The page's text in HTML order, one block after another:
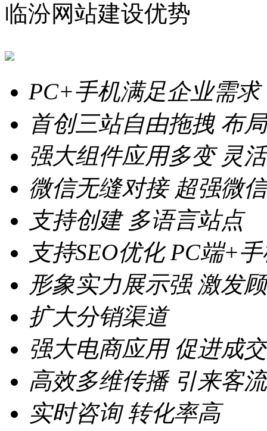
临汾网站建设优势
PC+手机满足企业需求
首创三站自由拖拽 布
强大组件应用多变 灵
微信无缝对接 超强微
支持创建 多语言站点
支持SEO优化 PC端+
形象实力展示强 激发
扩大分销渠道
强大电商应用 促进成交
高效多维传播 引来客
实时咨询 转化率高